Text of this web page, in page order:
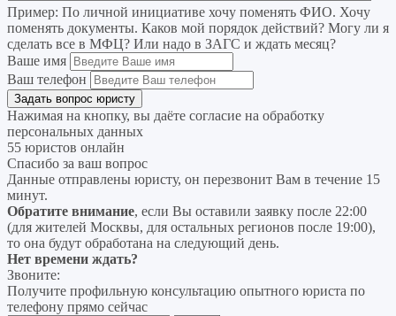
Пример: По личной инициативе хочу поменять ФИО. Хочу
поменять документы. Каков мой порядок действий? Могу ли я
сделать все в МФЦ? Или надо в ЗАГС и ждать месяц?
Ваше имя
Ваш телефон
Нажимая на кнопку, вы даёте согласие на обработку
персональных данных
55 юристов онлайн
Спасибо за ваш вопрос
Данные отправлены юристу, он перезвонит Вам в течение 15
минут.
Обратите внимание, если Вы оставили заявку после 22:00
(для жителей Москвы, для остальных регионов после 19:00),
то она будут обработана на следующий день.
Нет времени ждать?
Звоните:
Получите профильную консультацию опытного юриста по
телефону прямо сейчас